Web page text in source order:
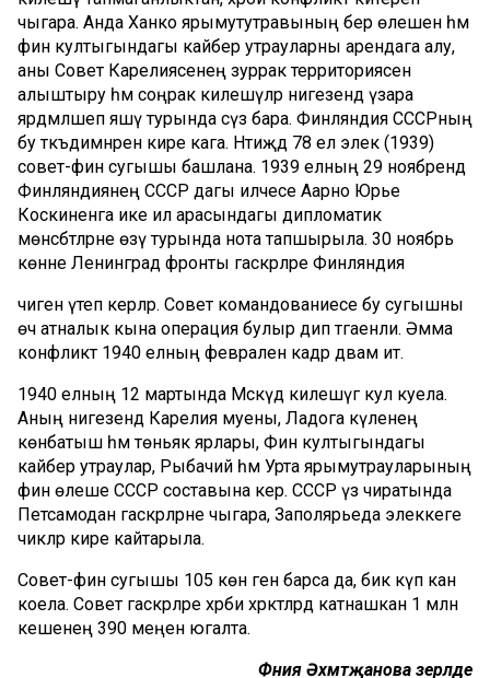
чыгара. Анда Ханко ярымутутравының бер өлешен һәм
фин култыгындагы кайбер утрауларны арендага алу,
аны Совет Карелиясенең зуррак территориясенә
алыштыру һәм соңрак килешүләр нигезендә үзара
ярдәмләшеп яшәү турында сүз бара. Финляндия СССРның
бу тәкъдимнәрен кире кага. Нәтиҗәдә 78 ел элек (1939)
совет-фин сугышы башлана. 1939 елның 29 ноябрендә
Финляндиянең СССР дагы илчесе Аарно Юрье
Коскиненга ике ил арасындагы дипломатик
мөнәсәбәтләрне өзү турында нота тапшырыла. 30 ноябрь
көнне Ленинград фронты гаскәрләре Финляндия
чигенә үтеп керәләр. Совет командованиесе бу сугышны
өч атналык кына операция булыр дип тәгаенли. Әмма
конфликт 1940 елның февраленә кадәр дәвам итә.
1940 елның 12 мартында Мәскәүдә килешүгә кул куела.
Аның нигезендә Карелия муены, Ладога күленең
көнбатыш һәм төньяк ярлары, Фин култыгындагы
кайбер утраулар, Рыбачий һәм Урта ярымутрауларының
фин өлеше СССР составына керә. СССР үз чиратында
Петсамодан гаскәрләрне чыгара, Заполярьеда элеккеге
чикләр кире кайтарыла.
Совет-фин сугышы 105 көн генә барса да, бик күп кан
коела. Совет гаскәрләре хәрби хәрәкәтләрдә катнашкан 1 млн
кешенең 390 меңен югалта.
Фәния Әхмәтҗанова әзерләде